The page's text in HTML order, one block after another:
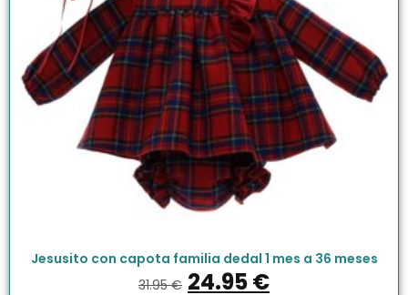
Jesusito con capota familia dedal 1 mes a 36 meses
31.95€ 24.95€